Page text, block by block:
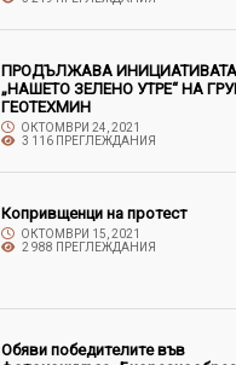
ПРОДЪЛЖАВА ИНИЦИАТИВАТА
„НАШЕТО ЗЕЛЕНО УТРЕ“ НА
ГЕОТЕХМИН
ОКТОМВРИ 24, 2021
3 116 ПРЕГЛЕЖДАНИЯ
Копривщенци на протест
ОКТОМВРИ 15, 2021
2 988 ПРЕГЛЕЖДАНИЯ
Обяви победителите във